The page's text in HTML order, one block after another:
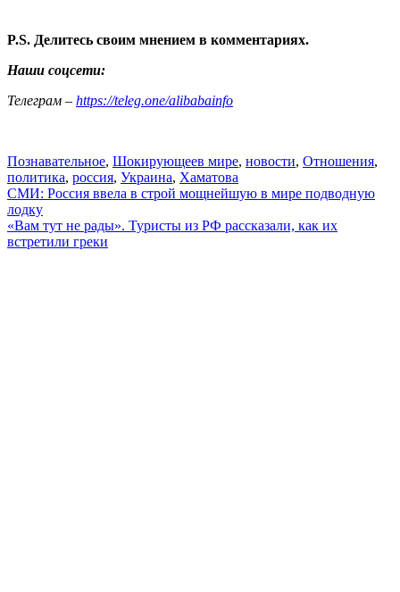
P.S. Делитесь своим мнением в комментариях.
Наши соцсети:
Телеграм – https://teleg.one/alibabainfo
Познавательное, Шокирующеев мире, новости, Отношения,
политика, россия, Украина, Хаматова
Навигация
по
записям
СМИ: Россия ввела в строй мощнейшую в мире подводную
лодку
«Вам тут не рады». Туристы из РФ рассказали, как их
встретили греки